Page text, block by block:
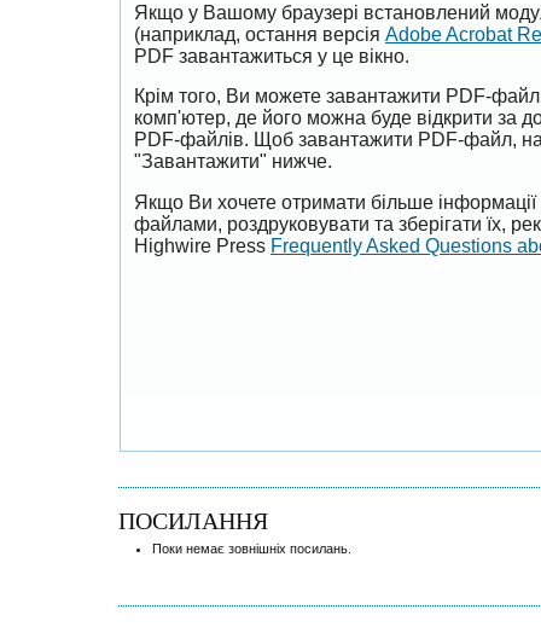
Якщо у Вашому браузері встановлений
(наприклад, остання версія Adobe Acrobat
PDF завантажиться у це вікно.
Крім того, Ви можете завантажити PDF-
комп'ютер, де його можна буде відкрити за
PDF-файлів. Щоб завантажити PDF-файл,
"Завантажити" нижче.
Якщо Ви хочете отримати більше
файлами, роздруковувати та зберігати їх,
Highwire Press Frequently Asked Questions
ПОСИЛАННЯ
Поки немає зовнішніх посилань.